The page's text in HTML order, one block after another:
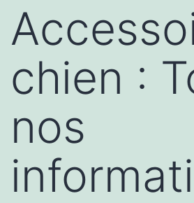
chien :
nos